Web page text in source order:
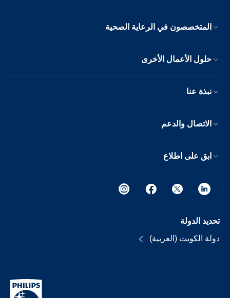
المتخصصون في الرعاية الصحية
حلول الأعمال الأخرى
نبذة عنا
الاتصال والدعم
ابق على اطلاع
تحديد الدولة
دولة الكويت (العربية)